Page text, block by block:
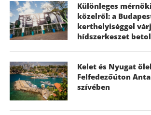
Különleges
közelről: a
kerthelyiséggel
hídszerkeszet
Kelet és Nyugat
Felfedezőúton
szívében